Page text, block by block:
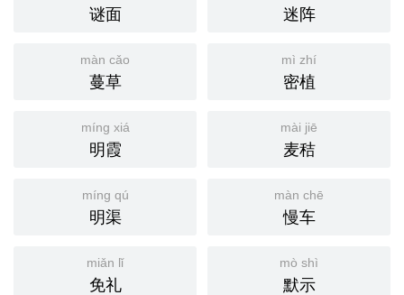
谜面 迷阵
màn cǎo
蔓草
mì zhí
密植
míng xiá
明霞
mài jiē
麦秸
míng qú
明渠
màn chē
慢车
miǎn lǐ
免礼
mò shì
默示